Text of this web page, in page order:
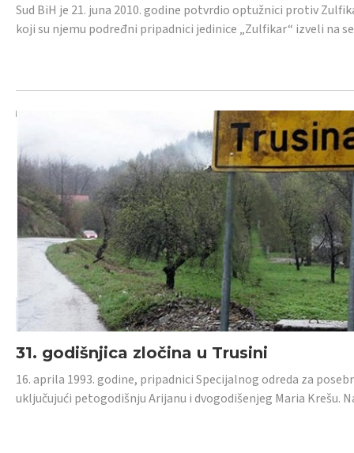
Sud BiH je 21. juna 2010. godine potvrdio optužnici protiv
koji su njemu podređni pripadnici jedinice „Zulfikar“ izveli na
31. godišnjica zločina u Trusini
16. aprila 1993. godine, pripadnici Specijalnog odreda za
uključujući petogodišnju Arijanu i dvogodišenjeg Maria Krešu.